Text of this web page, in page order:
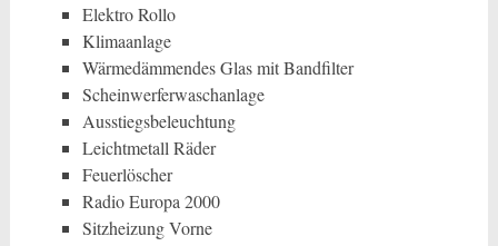
Elektro Rollo
Klimaanlage
Wärmedämmendes Glas mit Bandfilter
Scheinwerferwaschanlage
Ausstiegsbeleuchtung
Leichtmetall Räder
Feuerlöscher
Radio Europa 2000
Sitzheizung Vorne